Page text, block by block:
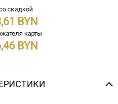
скидкой
карты